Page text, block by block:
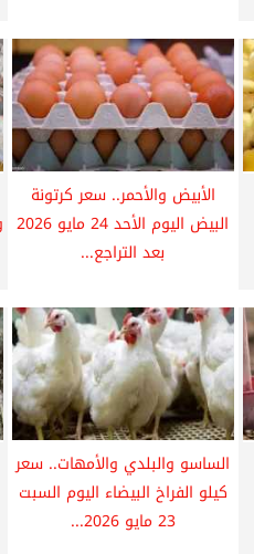
الأبيض والأحمر.. سعر كرتونة
البيض اليوم الأحد 24 مايو 2026
بعد التراجع...
الساسو والبلدي والأمهات.. سعر
كيلو الفراخ البيضاء اليوم السبت
23 مايو 2026...